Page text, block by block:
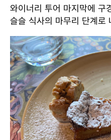
와이너리 투어 마지막에 구
슬슬 식사의 마무리 단계로